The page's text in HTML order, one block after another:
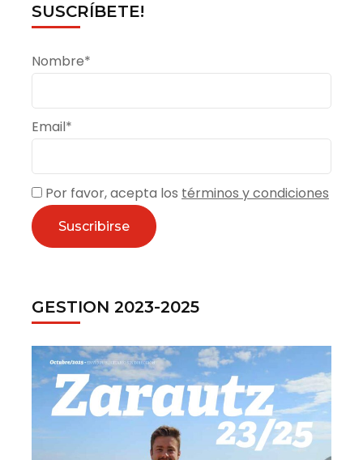
SUSCRÍBETE!
Nombre*
Email*
Por favor, acepta los términos y condiciones
GESTION 2023-2025